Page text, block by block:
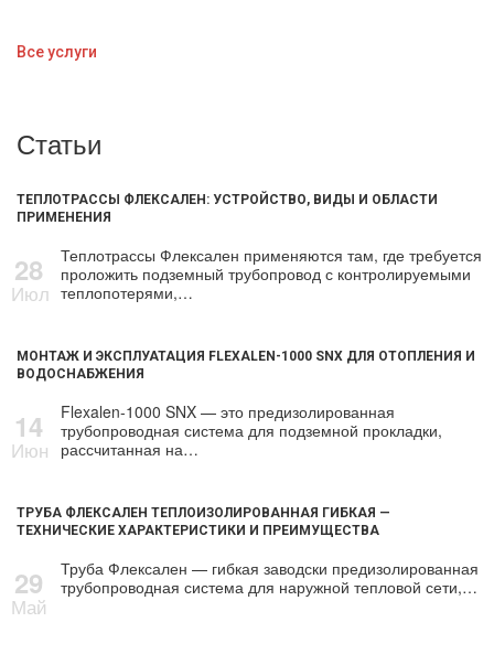
Все услуги
Статьи
ТЕПЛОТРАССЫ ФЛЕКСАЛЕН: УСТРОЙСТВО, ВИДЫ И ОБЛАСТИ
ПРИМЕНЕНИЯ
28
Июл
Теплотрассы Флексален применяются там, где требуется
проложить подземный трубопровод с контролируемыми
теплопотерями,…
МОНТАЖ И ЭКСПЛУАТАЦИЯ FLEXALEN-1000 SNX ДЛЯ ОТОПЛЕНИЯ И
ВОДОСНАБЖЕНИЯ
14
Июн
Flexalen-1000 SNX — это предизолированная
трубопроводная система для подземной прокладки,
рассчитанная на…
ТРУБА ФЛЕКСАЛЕН ТЕПЛОИЗОЛИРОВАННАЯ ГИБКАЯ —
ТЕХНИЧЕСКИЕ ХАРАКТЕРИСТИКИ И ПРЕИМУЩЕСТВА
29
Май
Труба Флексален — гибкая заводски предизолированная
трубопроводная система для наружной тепловой сети,…